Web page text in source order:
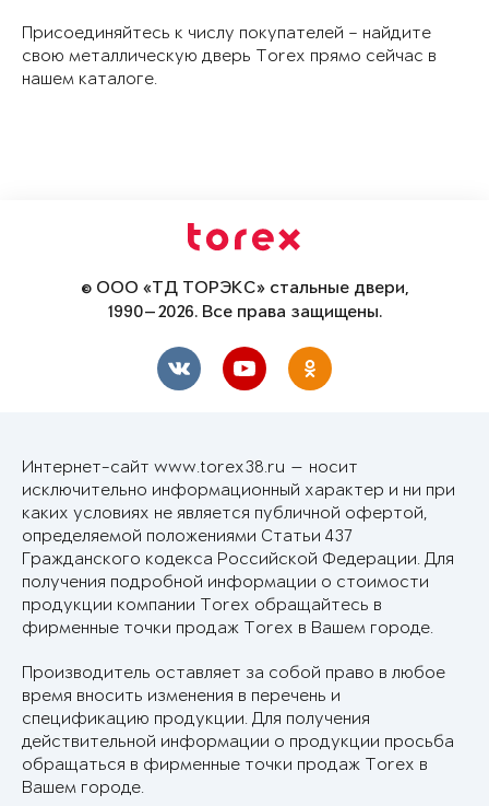
Присоединяйтесь к числу покупателей – найдите
свою металлическую дверь Torex прямо сейчас в
нашем каталоге.
© ООО «ТД ТОРЭКС» стальные двери,
1990—2026. Все права защищены.
Интернет-сайт www.torex38.ru — носит
исключительно информационный характер и ни при
каких условиях не является публичной офертой,
определяемой положениями Статьи 437
Гражданского кодекса Российской Федерации. Для
получения подробной информации о стоимости
продукции компании Torex обращайтесь в
фирменные точки продаж Torex в Вашем городе.
Производитель оставляет за собой право в любое
время вносить изменения в перечень и
спецификацию продукции. Для получения
действительной информации о продукции просьба
обращаться в фирменные точки продаж Torex в
Вашем городе.